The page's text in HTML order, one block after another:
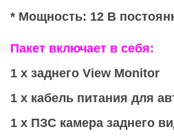
* Мощность: 12 В
Пакет включает в себя:
1 х заднего View Monitor
1 х кабель питания для
1 х ПЗС камера заднего